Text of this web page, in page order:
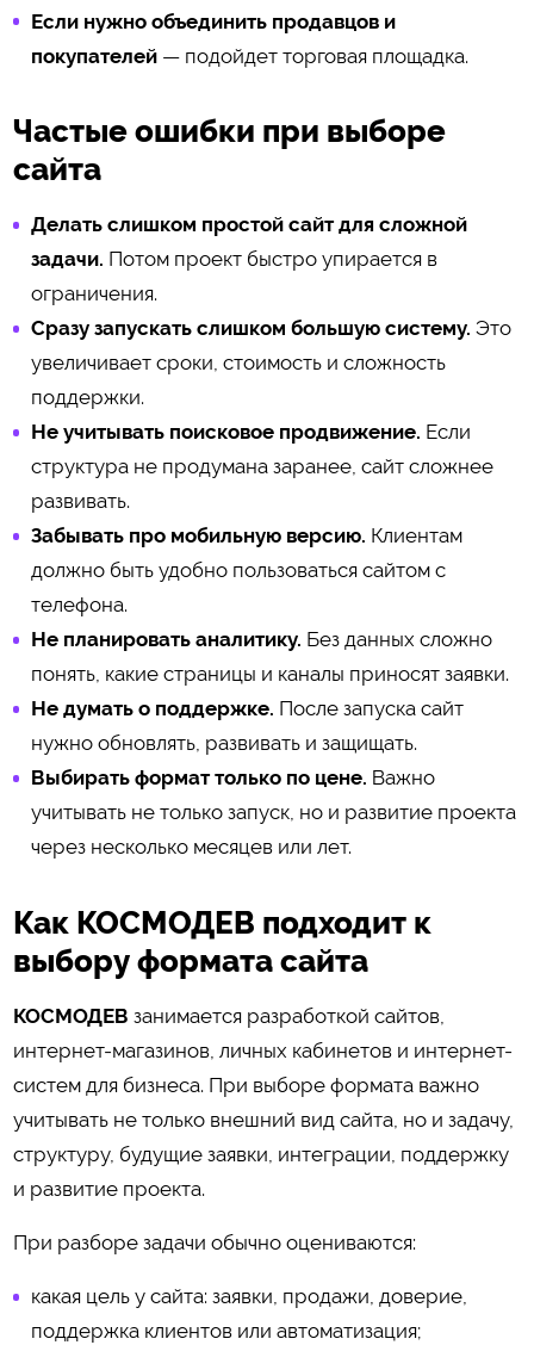
Если нужно объединить продавцов и
покупателей— подойдет торговая площадка.
Частые ошибки при выборе
сайта
Делать слишком простой сайт для сложной
задачи. Потом проект быстро упирается в
ограничения.
Сразу запускать слишком большую систему. Это
увеличивает сроки, стоимость и сложность
поддержки.
Не учитывать поисковое продвижение. Если
структура не продумана заранее, сайт сложнее
развивать.
Забывать про мобильную версию. Клиентам
должно быть удобно пользоваться сайтом с
телефона.
Не планировать аналитику. Без данных сложно
понять, какие страницы и каналы приносят заявки.
Не думать о поддержке. После запуска сайт
нужно обновлять, развивать и защищать.
Выбирать формат только по цене. Важно
учитывать не только запуск, но и развитие проекта
через несколько месяцев или лет.
Как КОСМОДЕВ подходит к
выбору формата сайта
КОСМОДЕВ занимается разработкой сайтов,
интернет-магазинов, личных кабинетов и интернет-
систем для бизнеса. При выборе формата важно
учитывать не только внешний вид сайта, но и задачу,
структуру, будущие заявки, интеграции, поддержку
и развитие проекта.
При разборе задачи обычно оцениваются:
какая цель у сайта: заявки, продажи, доверие,
поддержка клиентов или автоматизация;